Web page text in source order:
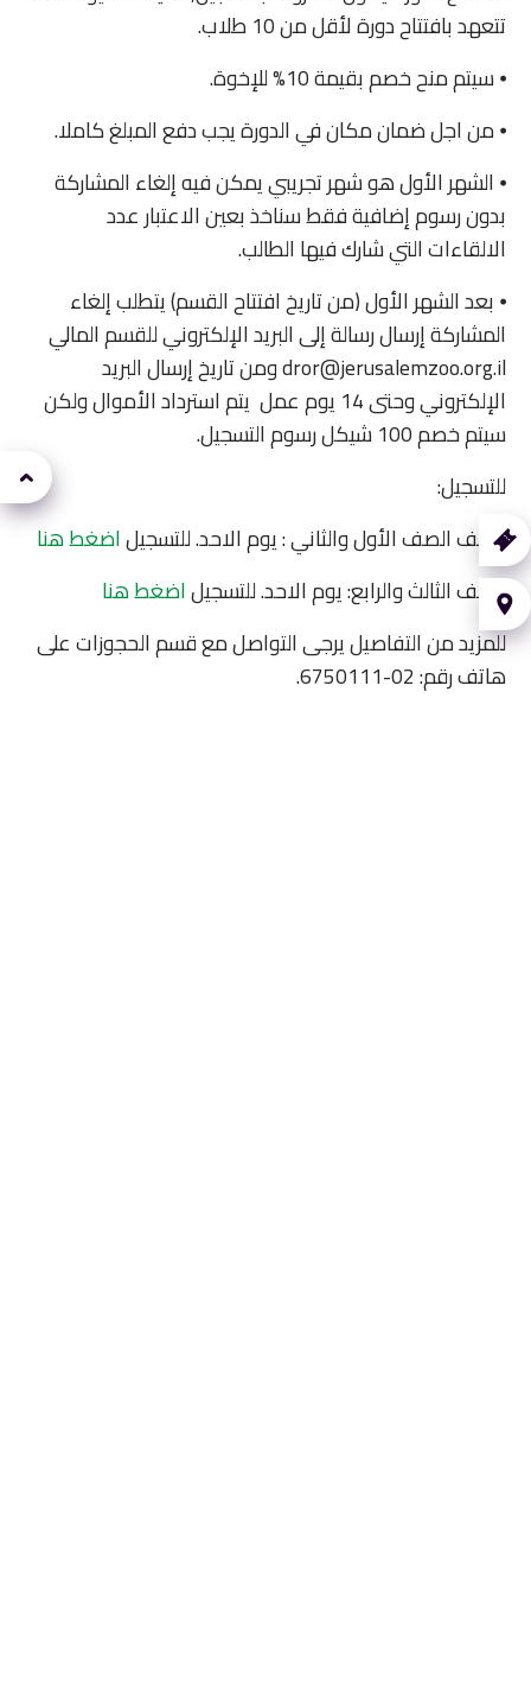
تتعهد بافتتاح دورة لأقل من 10 طلاب.
⦁ سيتم منح خصم بقيمة 10% للإخوة.
⦁ من اجل ضمان مكان في الدورة يجب دفع المبلغ كاملا.
⦁ الشهر الأول هو شهر تجريبي يمكن فيه إلغاء المشاركة
بدون رسوم إضافية فقط سناخذ بعين الاعتبار عدد
الالقاءات التي شارك فيها الطالب.
⦁ بعد الشهر الأول (من تاريخ افتتاح القسم) يتطلب إلغاء
المشاركة إرسال رسالة إلى البريد الإلكتروني للقسم المالي
dror@jerusalemzoo.org.il ومن تاريخ إرسال البريد
الإلكتروني وحتى 14 يوم عمل يتم استرداد الأموال ولكن
سيتم خصم 100 شيكل رسوم التسجيل.
للتسجيل:
الصف الصف الأول والثاني : يوم الاحد. للتسجيلاضغط هنا
الصف الثالث والرابع: يوم الاحد. للتسجيلاضغط هنا
للمزيد من التفاصيل يرجى التواصل مع قسم الحجوزات على
هاتف رقم: 02-6750111.
קנה
איך